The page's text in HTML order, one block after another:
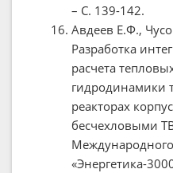
– С. 139-142.
Авдеев Е.Ф.,
Разработка
расчета
гидродинамики
реакторах
бесчехловыми
Международного
«Энергетика-